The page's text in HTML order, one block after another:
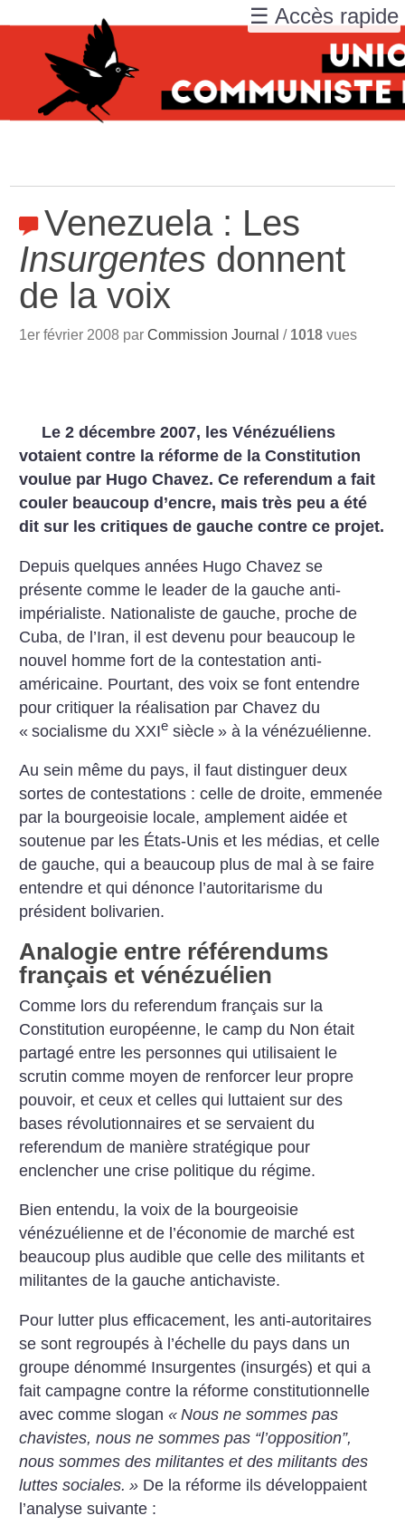
Venezuela : Les
Insurgentes donnent
de la voix
1er février 2008 parCommission Journal / 1018 vues
Le 2 décembre 2007, les Vénézuéliens
votaient contre la réforme de la Constitution
voulue par Hugo Chavez. Ce referendum a fait
couler beaucoup d’encre, mais très peu a été
dit sur les critiques de gauche contre ce projet.
Depuis quelques années Hugo Chavez se
présente comme le leader de la gauche anti-
impérialiste. Nationaliste de gauche, proche de
Cuba, de l’Iran, il est devenu pour beaucoup le
nouvel homme fort de la contestation anti-
américaine. Pourtant, des voix se font entendre
pour critiquer la réalisation par Chavez du
« socialisme du XXIe siècle » à la vénézuélienne.
Au sein même du pays, il faut distinguer deux
sortes de contestations : celle de droite, emmenée
par la bourgeoisie locale, amplement aidée et
soutenue par les États-Unis et les médias, et celle
de gauche, qui a beaucoup plus de mal à se faire
entendre et qui dénonce l’autoritarisme du
président bolivarien.
Analogie entre référendums
français et vénézuélien
Comme lors du referendum français sur la
Constitution européenne, le camp du Non était
partagé entre les personnes qui utilisaient le
scrutin comme moyen de renforcer leur propre
pouvoir, et ceux et celles qui luttaient sur des
bases révolutionnaires et se servaient du
referendum de manière stratégique pour
enclencher une crise politique du régime.
Bien entendu, la voix de la bourgeoisie
vénézuélienne et de l’économie de marché est
beaucoup plus audible que celle des militants et
militantes de la gauche antichaviste.
Pour lutter plus efficacement, les anti-autoritaires
se sont regroupés à l’échelle du pays dans un
groupe dénommé Insurgentes (insurgés) et qui a
fait campagne contre la réforme constitutionnelle
avec comme slogan« Nous ne sommes pas
chavistes, nous ne sommes pas “l’opposition”,
nous sommes des militantes et des militants des
luttes sociales. » De la réforme ils développaient
l’analyse suivante :
☰ Accès rapide